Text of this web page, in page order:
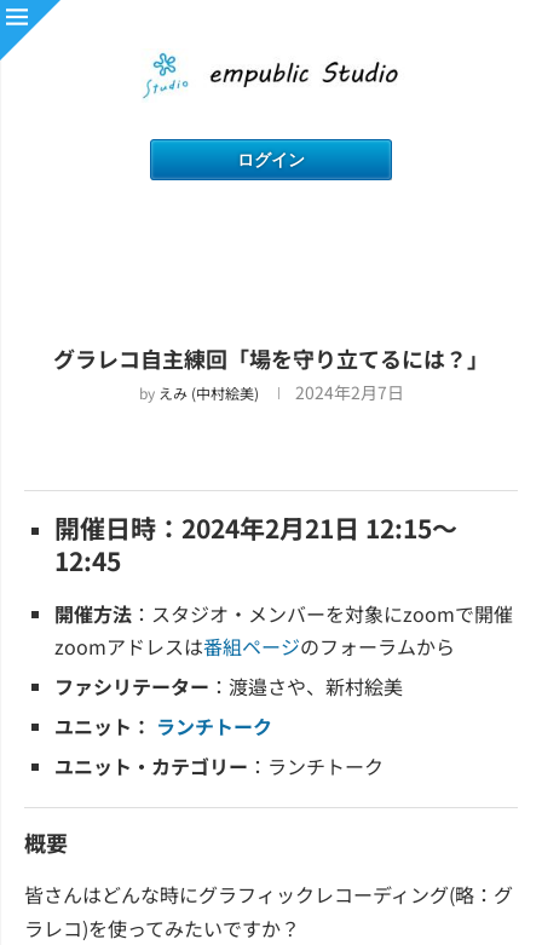
グラレコ自主練回「場を守り立てるには？」
by えみ (中村絵美) 2024年2月7日
開催日時：2024年2月21日 12:15～
12:45
開催方法 ：スタジオ・メンバーを対象にzoomで開催
zoomアドレスは番組ページのフォーラムから
ファシリテーター ：渡邉さや、新村絵美
ユニット： ランチトーク
ユニット・カテゴリー ：ランチトーク
概要
皆さんはどんな時にグラフィックレコーディング(略：グ
ラレコ)を使ってみたいですか？